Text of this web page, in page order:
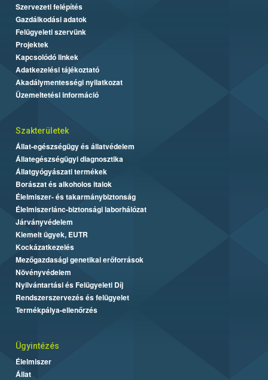
Szervezeti felépítés
Gazdálkodási adatok
Felügyeleti szervünk
Projektek
Kapcsolódó linkek
Adatkezelési tájékoztató
Akadálymentességi nyilatkozat
Üzemeltetési információ
Szakterületek
Állat-egészségügy és állatvédelem
Állategészségügyi diagnosztika
Állatgyógyászati termékek
Borászat és alkoholos italok
Élelmiszer- és takarmánybiztonság
Élelmiszerlánc-biztonsági laborhálózat
Járványvédelem
Kiemelt ügyek, EUTR
Kockázatkezelés
Mezőgazdasági genetikai erőforrások
Növényvédelem
Nyilvántartási és Felügyeleti Díj
Rendszerszervezés és felügyelet
Termékpálya-ellenőrzés
Ügyintézés
Élelmiszer
Állat